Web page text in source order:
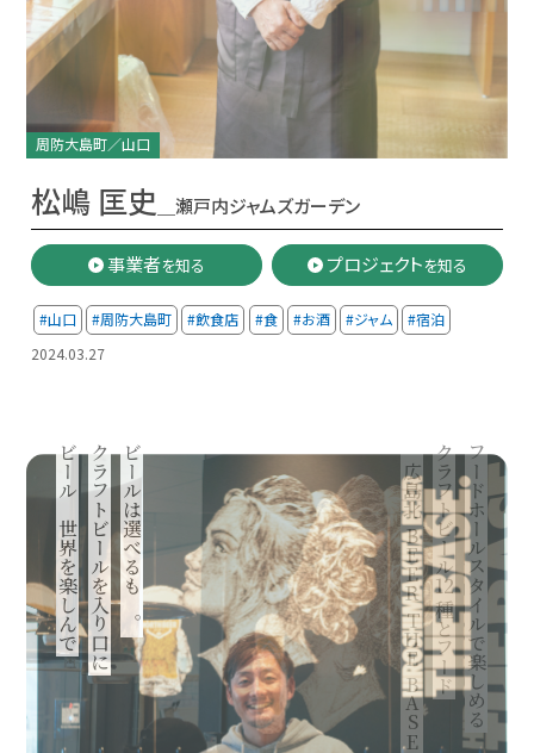
周防大島町／山口
松嶋 匡史 ＿瀬戸内ジャムズガーデン
事業者を知る プロジェクトを知る
#山口 #周防大島町 #飲食店 #食 #お酒 #ジャム
#宿泊
2024.03.27
ビールは選べるもの。
クラフトビールを入り口に
ビールの世界を楽しんで フードホールスタイルで楽しめる
クラフトビール
12
種とフード
「広島北
BEER
THE
BASE